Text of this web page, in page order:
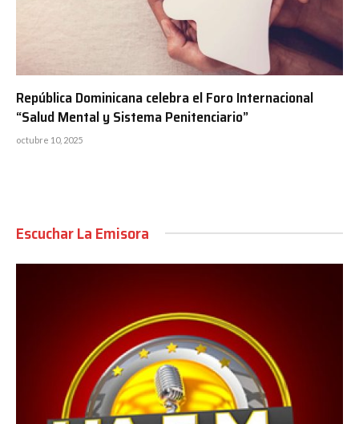
República Dominicana celebra el Foro Internacional
“Salud Mental y Sistema Penitenciario”
octubre 10, 2025
Escuchar La Emisora